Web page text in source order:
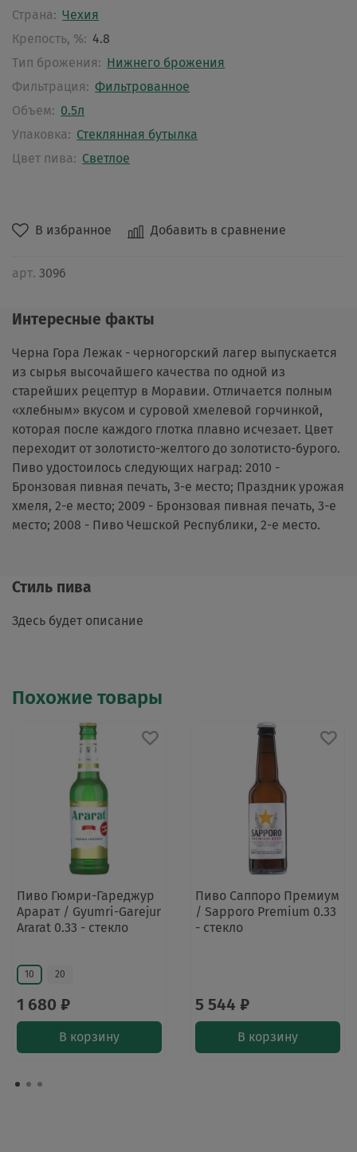
В избранное Добавить в сравнение
арт. 3096
Страна: Чехия
Крепость, %: 4.8
Тип брожения: Нижнего брожения
Фильтрация: Фильтрованное
Объем: 0.5л
Упаковка: Стеклянная бутылка
Цвет пива: Светлое
Интересные факты
Черна Гора Лежак - черногорский лагер выпускается
из сырья высочайшего качества по одной из
старейших рецептур в Моравии. Отличается полным
«хлебным» вкусом и суровой хмелевой горчинкой,
которая после каждого глотка плавно исчезает. Цвет
переходит от золотисто-желтого до золотисто-бурого.
Пиво удостоилось следующих наград: 2010 -
Бронзовая пивная печать, 3-е место; Праздник урожая
хмеля, 2-е место; 2009 - Бронзовая пивная печать, 3-е
место; 2008 - Пиво Чешской Республики, 2-е место.
Стиль пива
Здесь будет описание
Похожие товары
Пиво Гюмри-Гареджур
Арарат / Gyumri-Garejur
Ararat 0.33 - стекло
10 20
1 680 ₽
В корзину
Пиво Саппоро Премиум
/ Sapporo Premium 0.33
- стекло
5 544 ₽
В корзину